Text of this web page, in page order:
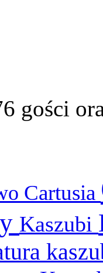
gości
Cartusia
Kaszubi